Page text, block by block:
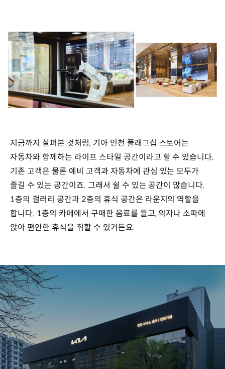
지금까지 살펴본 것처럼, 기아 인천 플래그십 스토어는
자동차와 함께하는 라이프 스타일 공간이라고 할 수 있습니다.
기존 고객은 물론 예비 고객과 자동차에 관심 있는 모두가
즐길 수 있는 공간이죠. 그래서 쉴 수 있는 공간이 많습니다.
1층의 갤러리 공간과 2층의 휴식 공간은 라운지의 역할을
합니다. 1층의 카페에서 구매한 음료를 들고, 의자나 소파에
앉아 편안한 휴식을 취할 수 있거든요.